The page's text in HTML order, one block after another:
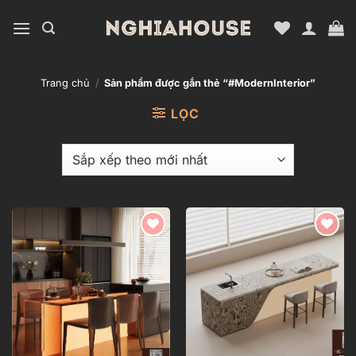
qua
Trang chủ / Sản phẩm được gắn thẻ “#ModernInterior”
LỌC
Add to
wishlist
Add to
wishlist